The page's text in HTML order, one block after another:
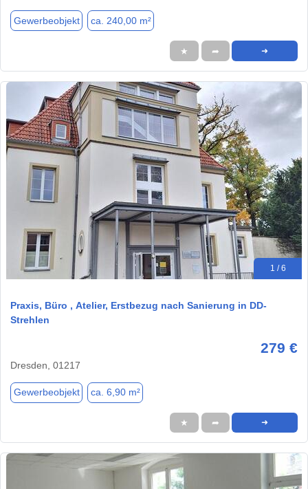
Gewerbeobjekt ca. 240,00 m²
★ ➦ ➜
1 / 6
Praxis, Büro , Atelier, Erstbezug nach Sanierung in DD-
Strehlen
279 €
Dresden, 01217
Gewerbeobjekt ca. 6,90 m²
★ ➦ ➜